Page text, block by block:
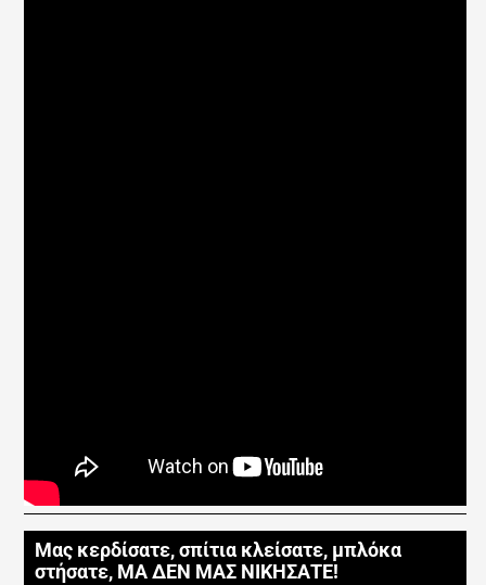
Μας κερδίσατε, σπίτια κλείσατε, μπλόκα
στήσατε, ΜΑ ΔΕΝ ΜΑΣ ΝΙΚΗΣΑΤΕ!